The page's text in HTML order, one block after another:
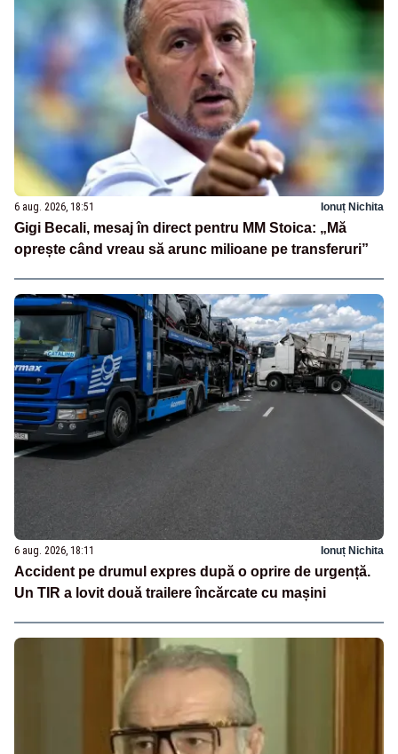
6 aug. 2026, 18:51 Ionuț Nichita
Gigi Becali, mesaj în direct pentru MM Stoica: „Mă
oprește când vreau să arunc milioane pe transferuri”
6 aug. 2026, 18:11 Ionuț Nichita
Accident pe drumul expres după o oprire de urgență.
Un TIR a lovit două trailere încărcate cu mașini